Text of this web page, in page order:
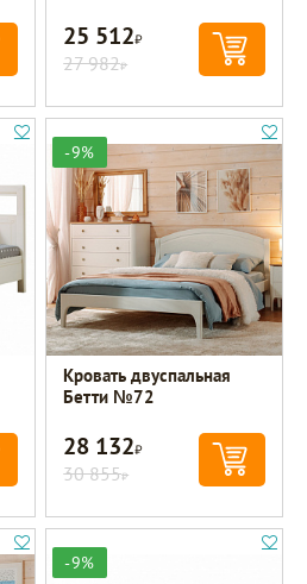
25 512Р
27 982Р
-9%
Кровать двуспальная
Бетти №72
28 132Р
30 855Р
-9%